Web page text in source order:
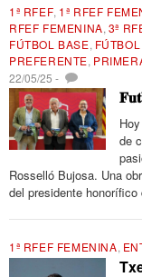
1ª RFEF, 1ª RFEF
RFEF FEMENINA, 3ª
FÚTBOL BASE,
PREFERENTE,
22/05/25 -
de
Rosselló Bujosa. Una
del presidente honorífico
1ª RFEF FEMENINA,